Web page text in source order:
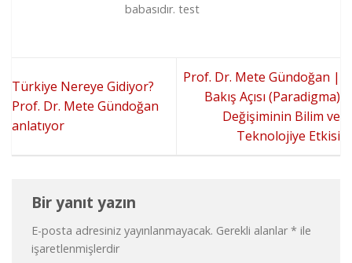
babasıdır. test
Türkiye Nereye Gidiyor?
Prof. Dr. Mete Gündoğan
anlatıyor
Prof. Dr. Mete Gündoğan |
Bakış Açısı (Paradigma)
Değişiminin Bilim ve
Teknolojiye Etkisi
Bir yanıt yazın
E-posta adresiniz yayınlanmayacak. Gerekli alanlar* ile
işaretlenmişlerdir